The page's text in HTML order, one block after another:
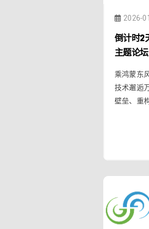
2026-
倒计时2
主题论
乘鸿蒙东
技术邂逅
壁垒、重